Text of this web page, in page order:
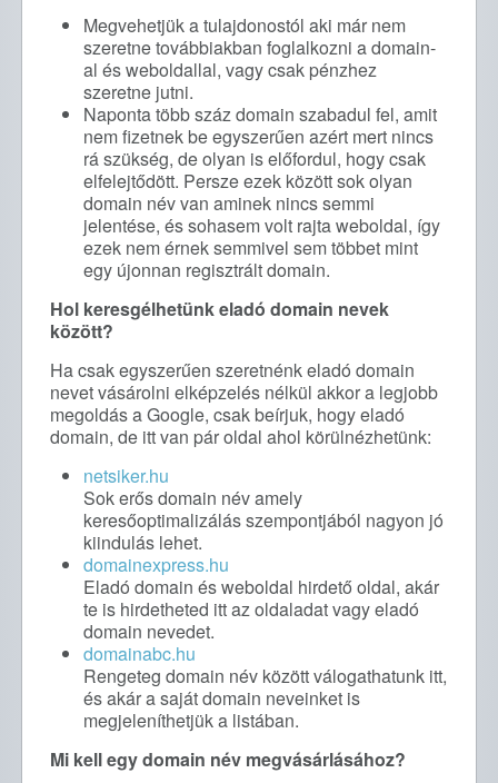
Megvehetjük a tulajdonostól aki már nem
szeretne továbbiakban foglalkozni a domain-
al és weboldallal, vagy csak pénzhez
szeretne jutni.
Naponta több száz domain szabadul fel, amit
nem fizetnek be egyszerűen azért mert nincs
rá szükség, de olyan is előfordul, hogy csak
elfelejtődött. Persze ezek között sok olyan
domain név van aminek nincs semmi
jelentése, és sohasem volt rajta weboldal, így
ezek nem érnek semmivel sem többet mint
egy újonnan regisztrált domain.
Hol keresgélhetünk eladó domain nevek
között?
Ha csak egyszerűen szeretnénk eladó domain
nevet vásárolni elképzelés nélkül akkor a legjobb
megoldás a Google, csak beírjuk, hogy eladó
domain, de itt van pár oldal ahol körülnézhetünk:
netsiker.hu
Sok erős domain név amely
keresőoptimalizálás szempontjából nagyon jó
kiindulás lehet.
domainexpress.hu
Eladó domain és weboldal hirdető oldal, akár
te is hirdetheted itt az oldaladat vagy eladó
domain nevedet.
domainabc.hu
Rengeteg domain név között válogathatunk itt,
és akár a saját domain neveinket is
megjeleníthetjük a listában.
Mi kell egy domain név megvásárlásához?